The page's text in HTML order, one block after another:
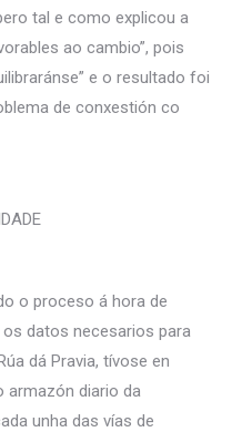
tal e como explicou a
ao cambio”, pois
e o resultado foi
de conxestión co
o proceso á hora de
datos necesarios para
dá Pravia, tívose en
armazón diario da
unha das vías de